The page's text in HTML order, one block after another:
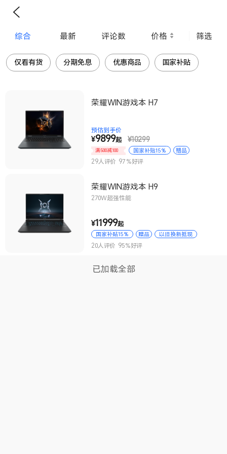
综合 最新 评论数 价格 筛选
仅看有货 分期免息 优惠商品 国家补贴
荣耀WIN游戏本 H7
预估到手价
¥9899起 ¥10299
满500减100 国家补贴15%
国家补贴15% 赠品
赠品
限时优惠
限时优惠
29人评价 97%好评
荣耀WIN游戏本 H9
270W超强性能
¥11999起
国家补贴15%
国家补贴15% 赠品
赠品 以旧换新抵现
以旧换新抵现
20人评价 95%好评
已加载全部